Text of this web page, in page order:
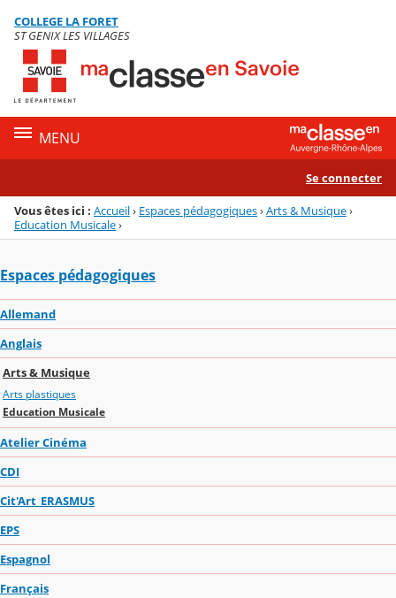
Menu de la rubrique
Contenu
COLLEGE LA FORET
ST GENIX LES VILLAGES
MENU
Se connecter
Vous êtes ici : Accueil› Espaces pédagogiques›Arts & Musique›
Education Musicale›
Espaces pédagogiques
Allemand
Anglais
Arts & Musique
Arts plastiques
Education Musicale
Atelier Cinéma
CDI
Cit'Art_ERASMUS
EPS
Espagnol
Français